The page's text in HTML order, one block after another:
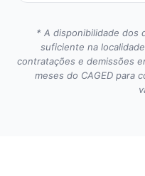
* A disponibilidade dos
suficiente na
contratações e demissões
meses do CAGED para